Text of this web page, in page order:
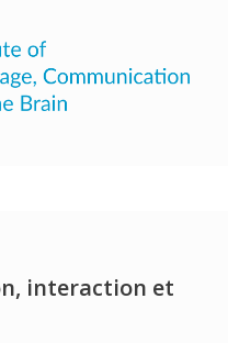
interaction et